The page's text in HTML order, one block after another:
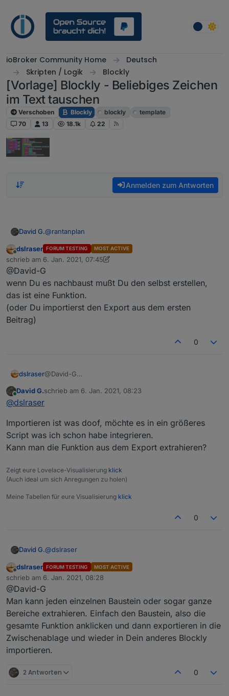
ioBroker Community Home
Deutsch
Skripten / Logik
Blockly
[Vorlage] Blockly - Beliebiges Zeichen
im Text tauschen
Verschoben Blockly blockly
template
70
13 18.1k 22
Anmelden zum Antworten
David G.@rantanplan
Hallo,
danke für deine Vorlage.
Baue Sie grad nach.
Aber irgendwie bin ich zu doof, den "change Text"
Baustein zu finden.
Kann mir jemand sagen, wie ich den erreiche?
Offline
dslraser FORUM TESTING MOST ACTIVE
schrieb am 6. Jan. 2021, 07:45
zuletzt editiert von dslraser1. Juni 2021, 09:29
@David-G
wenn Du es nachbaust mußt Du den selbst erstellen,
das ist eine Funktion.
(oder Du importierst den Export aus dem ersten
Beitrag)
0
dslraser@David-G
das ist eine Funktion.
Online
David G.schrieb am 6. Jan. 2021, 08:23
zuletzt editiert von
@dslraser
Importieren ist was doof, möchte es in ein größeres
Script was ich schon habe integrieren.
Kann man die Funktion aus dem Export extrahieren?
Zeigt eure Lovelace-Visualisierung klick
(Auch ideal um sich Anregungen zu holen)
Meine Tabellen für eure Visualisierung klick
0
David G.@dslraser
Importieren ist was doof, möchte es in ein größeres
Script was ich schon habe integrieren.
Kann man die Funktion aus dem Export extrahieren?
Offline
dslraser FORUM TESTING MOST ACTIVE
schrieb am 6. Jan. 2021, 08:28
zuletzt editiert von
@David-G
Man kann jeden einzelnen Baustein oder sogar ganze
Bereiche extrahieren. Einfach den Baustein, also die
gesamte Funktion anklicken und dann exportieren in die
Zwischenablage und wieder in Dein anderes Blockly
importieren.
2 Antworten 0